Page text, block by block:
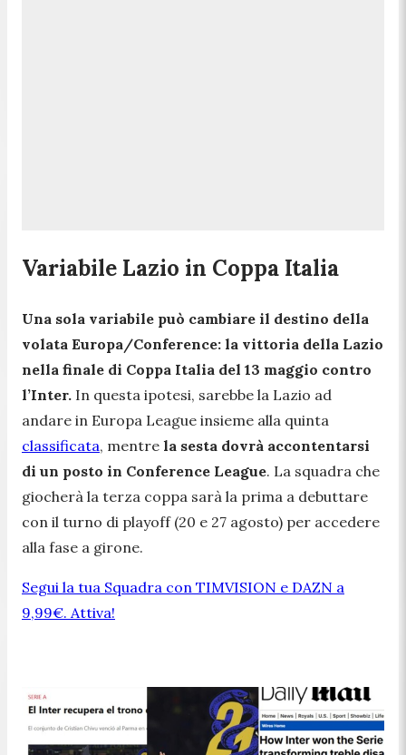
Variabile Lazio in Coppa Italia
Una sola variabile può cambiare il destino della
volata Europa/Conference: la vittoria della Lazio
nella finale di Coppa Italia del 13 maggio contro
l’Inter. In questa ipotesi, sarebbe la Lazio ad
andare in Europa League insieme alla quinta
classificata, mentre la sesta dovrà accontentarsi
di un posto in Conference League. La squadra che
giocherà la terza coppa sarà la prima a debuttare
con il turno di playoff (20 e 27 agosto) per accedere
alla fase a girone.
Segui la tua Squadra con TIMVISION e DAZN a
9,99€. Attiva!